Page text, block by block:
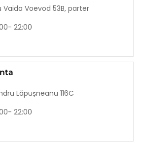
Vaida Voevod 53B, parter
22:00
Lăpușneanu 116C
22:00